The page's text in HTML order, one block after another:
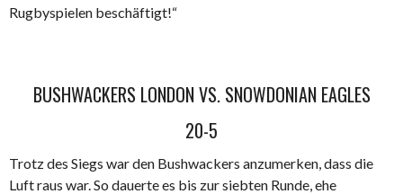
Rugbyspielen beschäftigt!“
BUSHWACKERS LONDON VS. SNOWDONIAN EAGLES
20-5
Trotz des Siegs war den Bushwackers anzumerken, dass die
Luft raus war. So dauerte es bis zur siebten Runde, ehe